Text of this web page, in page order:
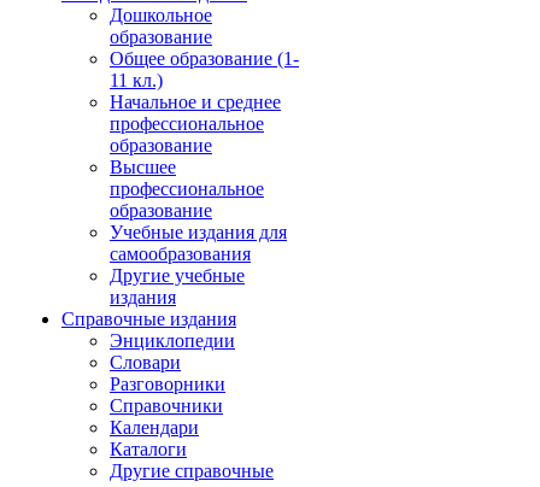
Дошкольное
образование
Общее образование (1-
11 кл.)
Начальное и среднее
профессиональное
образование
Высшее
профессиональное
образование
Учебные издания для
самообразования
Другие учебные
издания
Справочные издания
Энциклопедии
Словари
Разговорники
Справочники
Календари
Каталоги
Другие справочные